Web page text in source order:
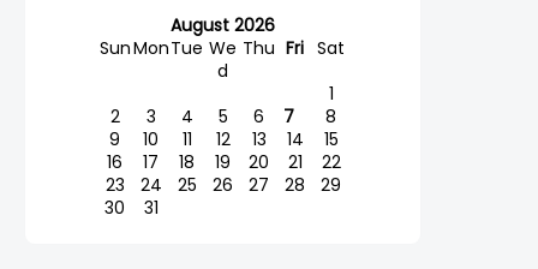
August 2026
SunMonTue We
d
Thu Fri Sat
1
2
3 4 5 6 7
8
9
10 11 12 13 14
15
16
17 18 19 20 21
22
23
24 25 26 27 28
29
30
31